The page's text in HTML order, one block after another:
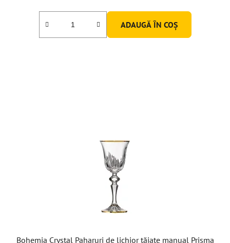
ADAUGĂ ÎN COŞ
Bohemia Crystal Paharuri de lichior tăiate manual Prisma